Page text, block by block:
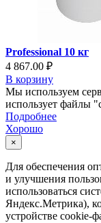
Professional 10 кг
4 867.00 ₽
В корзину
Мы используем
использует файлы
Подробнее
Хорошо
×
Для обеспечения
и улучшения
использоваться
Яндекс.Метрика),
устройстве cookie-